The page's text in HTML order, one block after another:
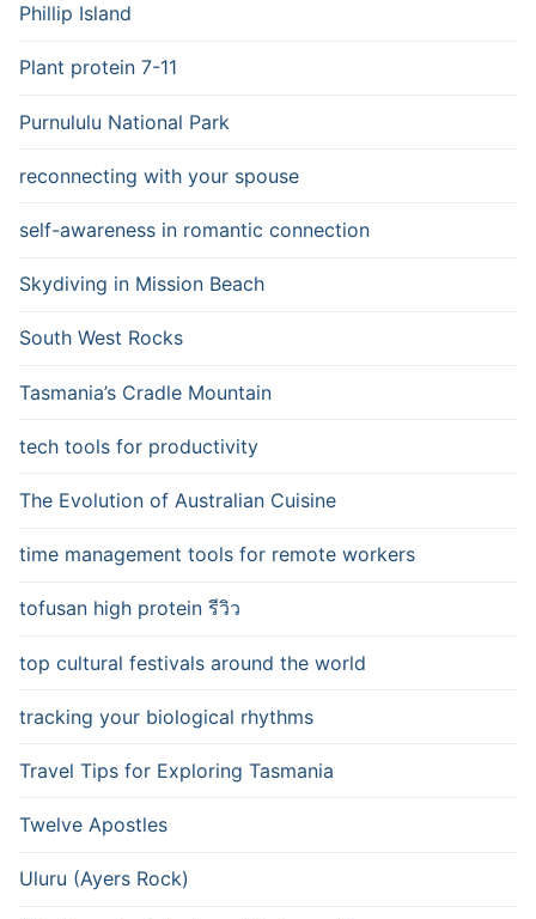
Phillip Island
Plant protein 7-11
Purnululu National Park
reconnecting with your spouse
self-awareness in romantic connection
Skydiving in Mission Beach
South West Rocks
Tasmania’s Cradle Mountain
tech tools for productivity
The Evolution of Australian Cuisine
time management tools for remote workers
tofusan high protein รีวิว
top cultural festivals around the world
tracking your biological rhythms
Travel Tips for Exploring Tasmania
Twelve Apostles
Uluru (Ayers Rock)